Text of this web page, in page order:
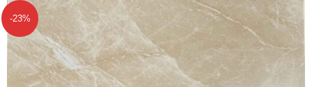
-23%